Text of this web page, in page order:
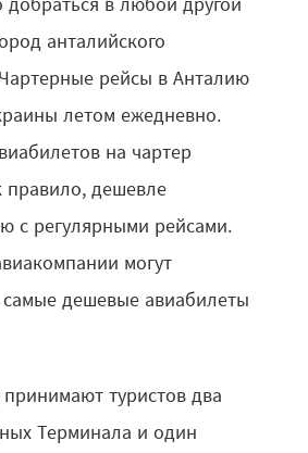
анталийского
рейсы в Анталию
летом ежедневно.
на чартер
правило, дешевле
с регулярными рейсами.
могут
дешевые авиабилеты
туристов два
Терминала и один